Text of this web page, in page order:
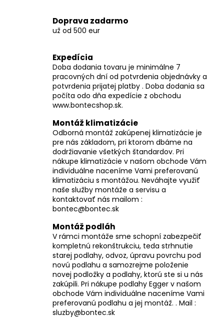
v
ý
u
Doprava zadarmo
už od 500 eur
Expedícia
Doba dodania tovaru je minimálne 7
pracovných dní od potvrdenia objednávky a
potvrdenia prijatej platby . Doba dodania sa
počíta odo dňa expedície z obchodu
www.bontecshop.sk.
Montáž klimatizácie
Odborná montáž zakúpenej klimatizácie je
pre nás základom, pri ktorom dbáme na
dodržiavanie všetkých štandardov. Pri
nákupe klimatizácie v našom obchode Vám
individuálne naceníme Vami preferovanú
klimatizáciu s montážou. Neváhajte využiť
naše služby montáže a servisu a
kontaktovať nás mailom :
bontec@bontec.sk
Montáž podláh
V rámci montáže sme schopní zabezpečiť
kompletnú rekonštrukciu, teda strhnutie
starej podlahy, odvoz, úpravu povrchu pod
novú podlahu a samozrejme položenie
novej podložky a podlahy, ktorú ste si u nás
zakúpili. Pri nákupe podlahy Egger v našom
obchode Vám individuálne naceníme Vami
preferovanú podlahu a jej montáž. . Mail :
sluzby@bontec.sk